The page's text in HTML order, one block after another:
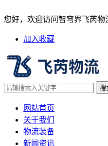
空运货物退载
您好，欢迎访问智穹界飞芮物
加入收藏
网站首页
关于我们
物流装备
新闻资讯